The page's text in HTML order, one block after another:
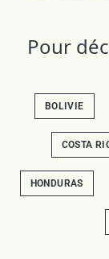
Pour
BOLIVIE
COSTA
HONDURAS